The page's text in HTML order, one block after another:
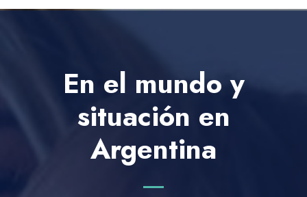
En el mundo y
situación en
Argentina